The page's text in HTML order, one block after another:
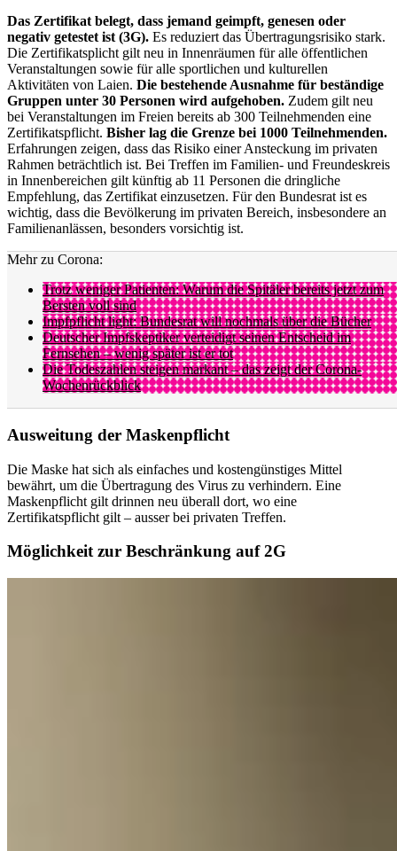
Das Zertifikat belegt, dass jemand geimpft, genesen oder
negativ getestet ist (3G). Es reduziert das Übertragungsrisiko stark.
Die Zertifikatsplicht gilt neu in Innenräumen für alle öffentlichen
Veranstaltungen sowie für alle sportlichen und kulturellen
Aktivitäten von Laien. Die bestehende Ausnahme für beständige
Gruppen unter 30 Personen wird aufgehoben. Zudem gilt neu
bei Veranstaltungen im Freien bereits ab 300 Teilnehmenden eine
Zertifikatspflicht. Bisher lag die Grenze bei 1000 Teilnehmenden.
Erfahrungen zeigen, dass das Risiko einer Ansteckung im privaten
Rahmen beträchtlich ist. Bei Treffen im Familien- und Freundeskreis
in Innenbereichen gilt künftig ab 11 Personen die dringliche
Empfehlung, das Zertifikat einzusetzen. Für den Bundesrat ist es
wichtig, dass die Bevölkerung im privaten Bereich, insbesondere an
Familienanlässen, besonders vorsichtig ist.
Mehr zu Corona:
Trotz weniger Patienten: Warum die Spitäler bereits jetzt zum
Bersten voll sind
Impfpflicht light: Bundesrat will nochmals über die Bücher
Deutscher Impfskeptiker verteidigt seinen Entscheid im
Fernsehen – wenig später ist er tot
Die Todeszahlen steigen markant – das zeigt der Corona-
Wochenrückblick
Ausweitung der Maskenpflicht
Die Maske hat sich als einfaches und kostengünstiges Mittel
bewährt, um die Übertragung des Virus zu verhindern. Eine
Maskenpflicht gilt drinnen neu überall dort, wo eine
Zertifikatspflicht gilt – ausser bei privaten Treffen.
Möglichkeit zur Beschränkung auf 2G